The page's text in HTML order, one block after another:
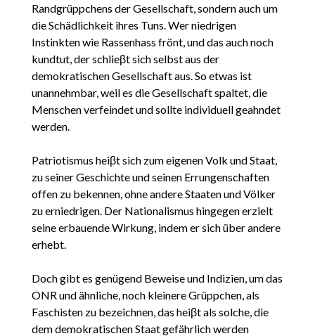
Randgrüppchens der Gesellschaft, sondern auch um
die Schädlichkeit ihres Tuns. Wer niedrigen
Instinkten wie Rassenhass frönt, und das auch noch
kundtut, der schlieβt sich selbst aus der
demokratischen Gesellschaft aus. So etwas ist
unannehmbar, weil es die Gesellschaft spaltet, die
Menschen verfeindet und sollte individuell geahndet
werden.
Patriotismus heiβt sich zum eigenen Volk und Staat,
zu seiner Geschichte und seinen Errungenschaften
offen zu bekennen, ohne andere Staaten und Völker
zu erniedrigen. Der Nationalismus hingegen erzielt
seine erbauende Wirkung, indem er sich über andere
erhebt.
Doch gibt es genügend Beweise und Indizien, um das
ONR und ähnliche, noch kleinere Grüppchen, als
Faschisten zu bezeichnen, das heiβt als solche, die
dem demokratischen Staat gefährlich werden